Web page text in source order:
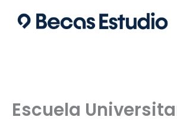
Escuela